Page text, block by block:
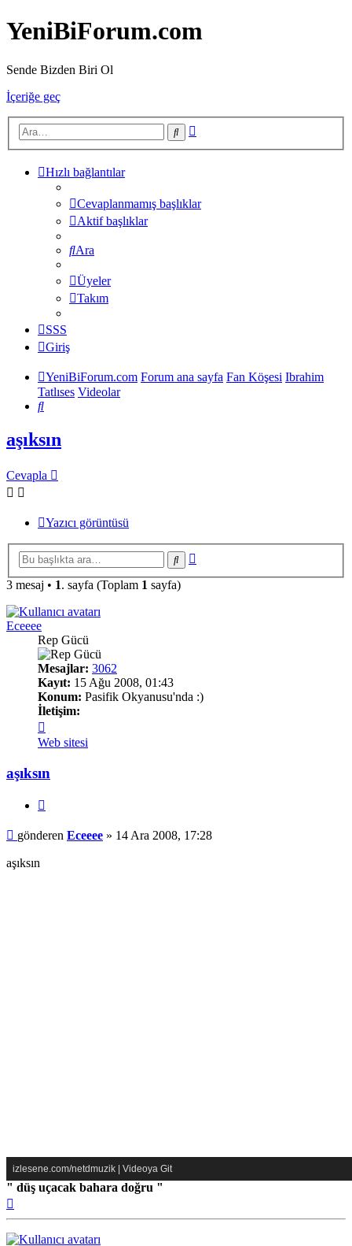
YeniBiForum.com
Sende Bizden Biri Ol
İçeriğe geç
Ara
Hızlı bağlantılar
Cevaplanmamış başlıklar
Aktif başlıklar
Ara
Üyeler
Takım
SSS
Giriş
YeniBiForum.com Forum ana sayfa Fan Köşesi Ibrahim
Tatlıses Videolar
Ara
aşıksın
Cevapla
Yazıcı görüntüsü
Ara
3 mesaj • 1. sayfa (Toplam 1 sayfa)
Eceeee
Rep Gücü
Mesajlar: 3062
Kayıt: 15 Ağu 2008, 01:43
Konum: Pasifik Okyanusu'nda :)
İletişim:
Eceeee
Web sitesi
aşıksın
Mesaj
gönderen Eceeee » 14 Ara 2008, 17:28
aşıksın
izlesene.com/netdmuzik Videoya Git
" düş uçacak bahara doğru "